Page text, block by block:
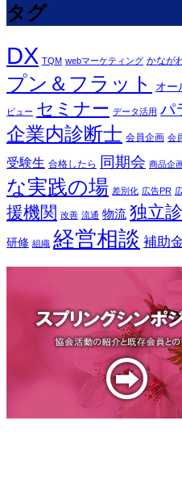
タグ
DX TQM webマーケティング かなが
プン＆フラット
オー
ビュー セミナー データ活用 パ
企業内診断士 会員企画 会
受験生 合格したら 同期会 商品企
な実践の場 差別化 広告PR
援機関 改善 流通 物流 独立
研修 組織 経営相談 補助